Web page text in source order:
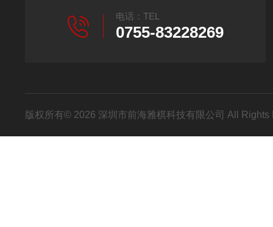
电话：TEL
0755-83228269
版权所有© 2026 深圳市前海雅棋科技有限公司 All